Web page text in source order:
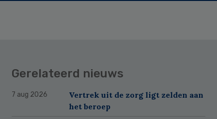
Gerelateerd nieuws
7 aug 2026
Vertrek uit de zorg ligt zelden aan
het beroep